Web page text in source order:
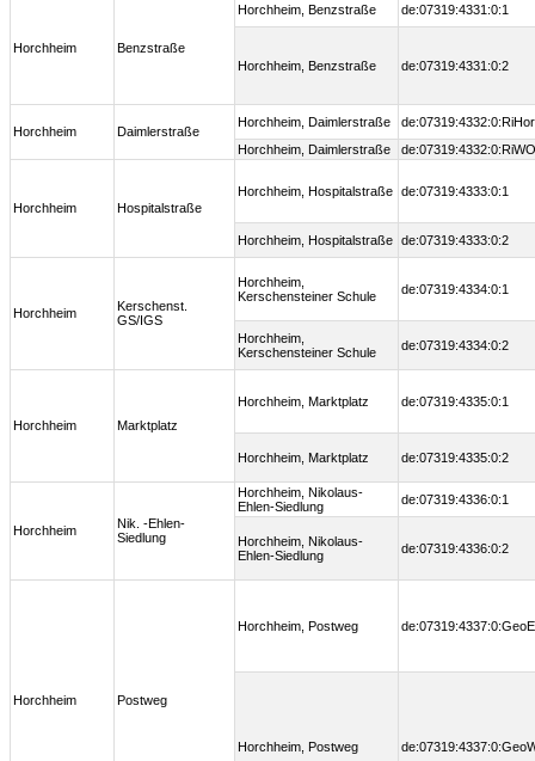
Horchheim Benzstraße
Horchheim, Benzstraße de:07319:4331:0:1
Horchheim, Benzstraße de:07319:4331:0:2
Horchheim Daimlerstraße
Horchheim, Daimlerstraße
de:07319:4332:0:RiHor
Horchheim, Daimlerstraße
de:07319:4332:0:RiWO
Horchheim Hospitalstraße
Horchheim, Hospitalstraße de:07319:4333:0:1
Horchheim, Hospitalstraße de:07319:4333:0:2
Horchheim
Kerschenst.
GS/IGS
Horchheim,
Kerschensteiner Schule
de:07319:4334:0:1
Horchheim,
Kerschensteiner Schule
de:07319:4334:0:2
Horchheim Marktplatz
Horchheim, Marktplatz de:07319:4335:0:1
Horchheim, Marktplatz de:07319:4335:0:2
Horchheim
Nik. -Ehlen-
Siedlung
Horchheim, Nikolaus-
Ehlen-Siedlung
de:07319:4336:0:1
Horchheim, Nikolaus-
Ehlen-Siedlung
de:07319:4336:0:2
Horchheim Postweg
Horchheim, Postweg de:07319:4337:0:GeoE
Horchheim, Postweg